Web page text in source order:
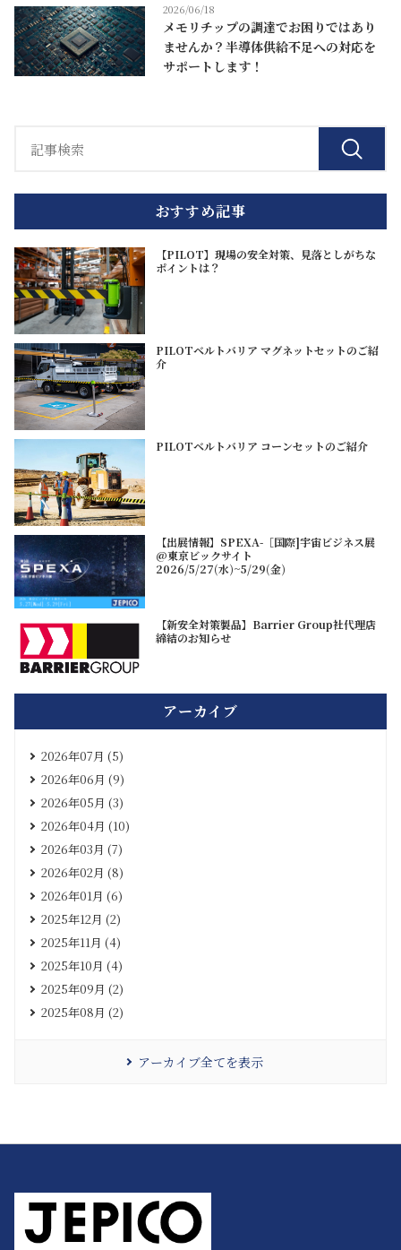
2026/06/18
メモリチップの調達でお困りではあり
ませんか？半導体供給不足への対応を
サポートします！
おすすめ記事
【PILOT】現場の安全対策、見落としがちな
ポイントは？
PILOTベルトバリア マグネットセットのご紹
介
PILOTベルトバリア コーンセットのご紹介
【出展情報】SPEXA-［国際]宇宙ビジネス展
@東京ビックサイト
2026/5/27(水)~5/29(金)
【新安全対策製品】Barrier Group社代理店
締結のお知らせ
アーカイブ
2026年07月 (5)
2026年06月 (9)
2026年05月 (3)
2026年04月 (10)
2026年03月 (7)
2026年02月 (8)
2026年01月 (6)
2025年12月 (2)
2025年11月 (4)
2025年10月 (4)
2025年09月 (2)
2025年08月 (2)
アーカイブ全てを表示